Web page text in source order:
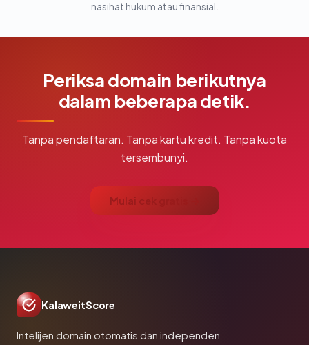
nasihat hukum atau finansial.
Periksa domain berikutnya
dalam beberapa detik.
Tanpa pendaftaran. Tanpa kartu kredit. Tanpa kuota
tersembunyi.
Mulai cek gratis →
KalaweitScore
Intelijen domain otomatis dan independen